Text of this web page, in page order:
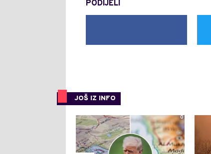
PODIJELI
JOŠ IZ INFO
0